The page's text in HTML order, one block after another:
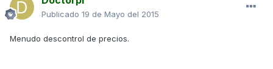
Publicado 19 de Mayo del 2015
Menudo descontrol de precios.